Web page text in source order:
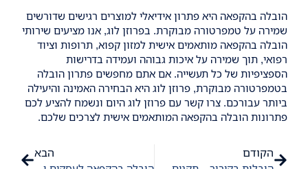
הובלה בהקפאה היא פתרון אידיאלי למוצרים רגישים שדורשים
שמירה על טמפרטורה מבוקרת. בפרוזן לוג, אנו מציעים שירותי
הובלה בהקפאה מותאמים אישית למזון קפוא, תרופות וציוד
רפואי, תוך שמירה על איכות גבוהה ועמידה בדרישות
הספציפיות של כל תעשייה. אם אתם מחפשים פתרון הובלה
בטמפרטורה מבוקרת, פרוזן לוג היא הבחירה האמינה והיעילה
ביותר עבורכם. צרו קשר עם פרוזן לוג היום ונשמח להציע לכם
פתרונות הובלה בהקפאה המותאמים אישית לצרכים שלכם.
הקודם הבא